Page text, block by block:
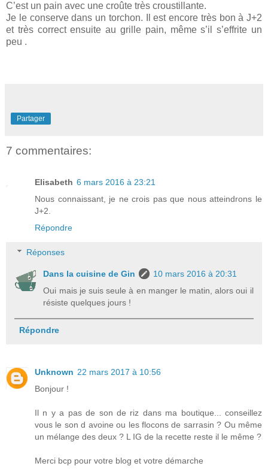
C’est un pain avec une croûte très croustillante.
Je le conserve dans un torchon. Il est encore très bon à J+2
et très correct ensuite au grille pain, même s’il s’effrite un
peu .
Partager
7 commentaires:
Elisabeth 6 mars 2016 à 23:21
Nous connaissant, je ne crois pas que nous atteindrons le
J+2.
Répondre
Réponses
Dans la cuisine de Gin
10 mars 2016 à 20:31
Oui mais je suis seule à en manger le matin, alors oui il
résiste quelques jours !
Répondre
Unknown 22 mars 2017 à 10:56
Bonjour !
Il n y a pas de son de riz dans ma boutique... conseillez
vous le son d avoine ou les flocons de sarrasin ? Ou même
un mélange des deux ? L IG de la recette reste il le même ?
Merci bcp pour votre blog et votre démarche